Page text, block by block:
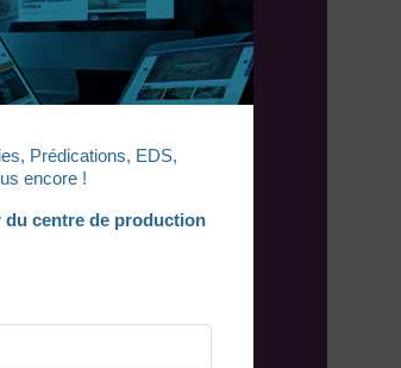
Prédications, EDS,
encore !
du centre de production